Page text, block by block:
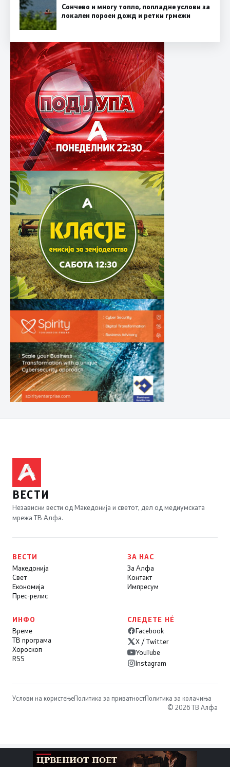
Сончево и многу топло, попладне услови за
локален пороен дожд и ретки грмежи
ВЕСТИ
Независни вести од Македонија и светот, дел од медиумската
мрежа ТВ Алфа.
ВЕСТИ
Македонија
Свет
Економија
Прес-релис
ЗА НАС
За Алфа
Контакт
Импресум
ИНФО
Време
ТВ програма
Хороскоп
RSS
СЛЕДЕТЕ НÉ
Facebook
X / Twitter
YouTube
Instagram
Услови на користењеПолитика за приватностПолитика за колачиња
© 2026 ТВ Алфа